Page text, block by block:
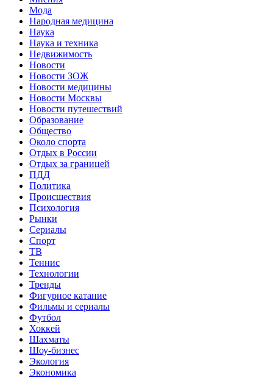
Мода
Народная медицина
Наука
Наука и техника
Недвижимость
Новости
Новости ЗОЖ
Новости медицины
Новости Москвы
Новости путешествий
Образование
Общество
Около спорта
Отдых в России
Отдых за границей
ПДД
Политика
Происшествия
Психология
Рынки
Сериалы
Спорт
ТВ
Теннис
Технологии
Тренды
Фигурное катание
Фильмы и сериалы
Футбол
Хоккей
Шахматы
Шоу-бизнес
Экология
Экономика